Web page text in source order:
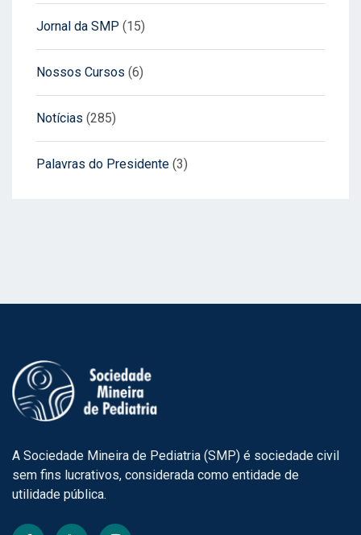
Jornal da SMP (15)
Nossos Cursos (6)
Notícias (285)
Palavras do Presidente (3)
A Sociedade Mineira de Pediatria (SMP) é sociedade civil
sem fins lucrativos, considerada como entidade de
utilidade pública.